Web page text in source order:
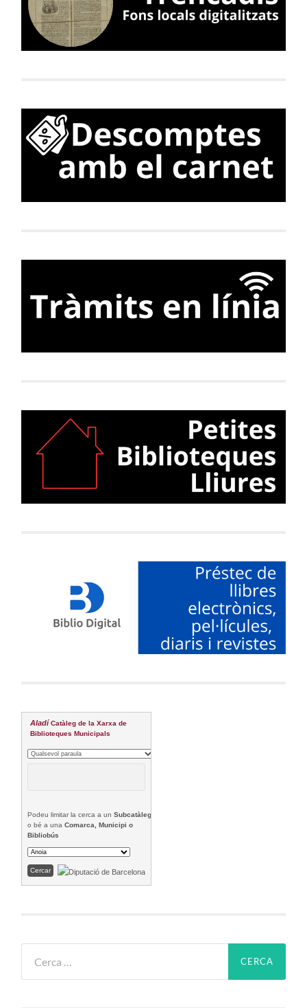
Aladí Catàleg de la Xarxa de
Biblioteques Municipals
Podeu limitar la cerca a unSubcatàleg
o bé a unaComarca, Municipi o
Bibliobús